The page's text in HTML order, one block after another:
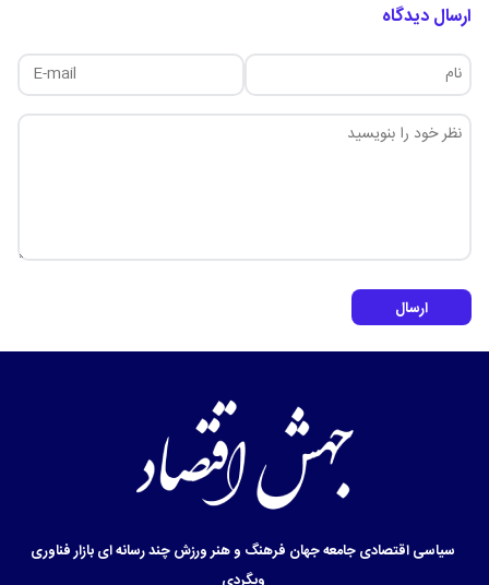
ارسال دیدگاه
ارسال
سیاسیاقتصادیجامعهجهان فرهنگ و هنرورزشچند رسانه ایبازارفناوری